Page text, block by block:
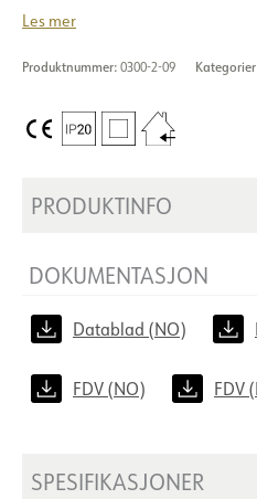
Les mer
Produktnummer: 0300-2-09
PRODUKTINFO
DOKUMENTASJON
Datablad (NO)
FDV (NO) FDV
SPESIFIKASJONER